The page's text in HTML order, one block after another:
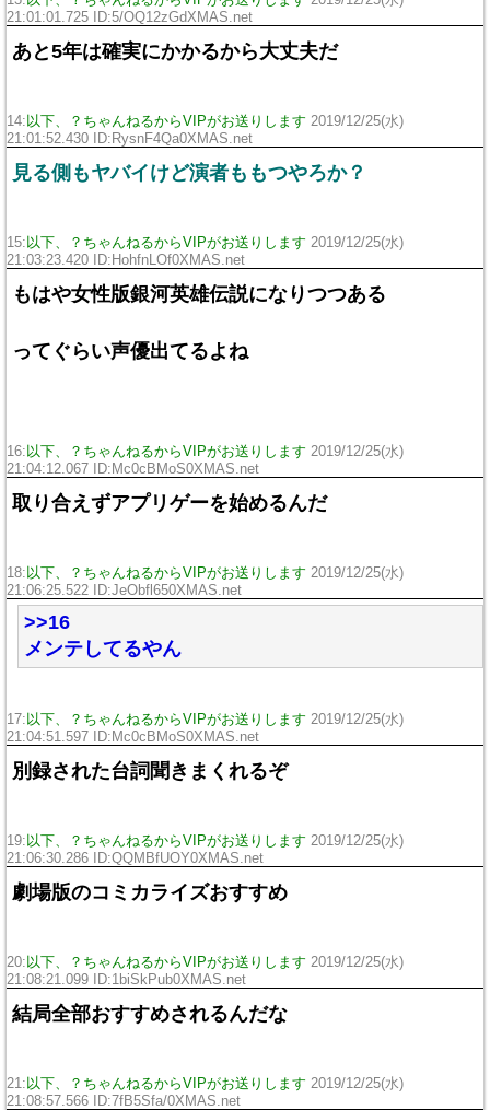
21:01:01.725 ID:5/OQ12zGdXMAS.net
あと5年は確実にかかるから大丈夫だ
14: 以下、？ちゃんねるからVIPがお送りします 2019/12/25(水)
21:01:52.430 ID:RysnF4Qa0XMAS.net
見る側もヤバイけど演者ももつやろか？
15: 以下、？ちゃんねるからVIPがお送りします 2019/12/25(水)
21:03:23.420 ID:HohfnLOf0XMAS.net
もはや女性版銀河英雄伝説になりつつある
ってぐらい声優出てるよね
16: 以下、？ちゃんねるからVIPがお送りします 2019/12/25(水)
21:04:12.067 ID:Mc0cBMoS0XMAS.net
取り合えずアプリゲーを始めるんだ
18: 以下、？ちゃんねるからVIPがお送りします 2019/12/25(水)
21:06:25.522 ID:JeObfl650XMAS.net
>>16
メンテしてるやん
17: 以下、？ちゃんねるからVIPがお送りします 2019/12/25(水)
21:04:51.597 ID:Mc0cBMoS0XMAS.net
別録された台詞聞きまくれるぞ
19: 以下、？ちゃんねるからVIPがお送りします 2019/12/25(水)
21:06:30.286 ID:QQMBfUOY0XMAS.net
劇場版のコミカライズおすすめ
20: 以下、？ちゃんねるからVIPがお送りします 2019/12/25(水)
21:08:21.099 ID:1biSkPub0XMAS.net
結局全部おすすめされるんだな
21: 以下、？ちゃんねるからVIPがお送りします 2019/12/25(水)
21:08:57.566 ID:7fB5Sfa/0XMAS.net